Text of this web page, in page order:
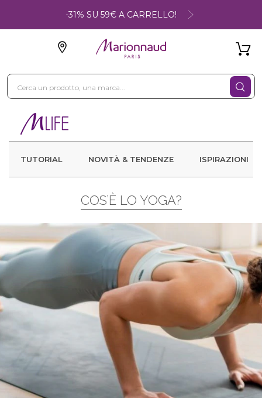
-31% SU 59€ A CARRELLO!
TUTORIAL NOVITÀ & TENDENZE ISPIRAZIONI
COS’È LO YOGA?